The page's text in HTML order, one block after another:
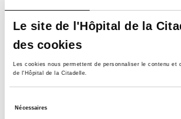
Le site de l'Hôpital de la
des cookies
Les cookies nous permettent de personnaliser le contenu et
de l'Hôpital de la Citadelle.
Nécessaires